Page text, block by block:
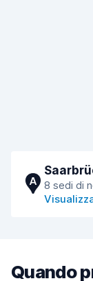
A 8 sedi di
Quando